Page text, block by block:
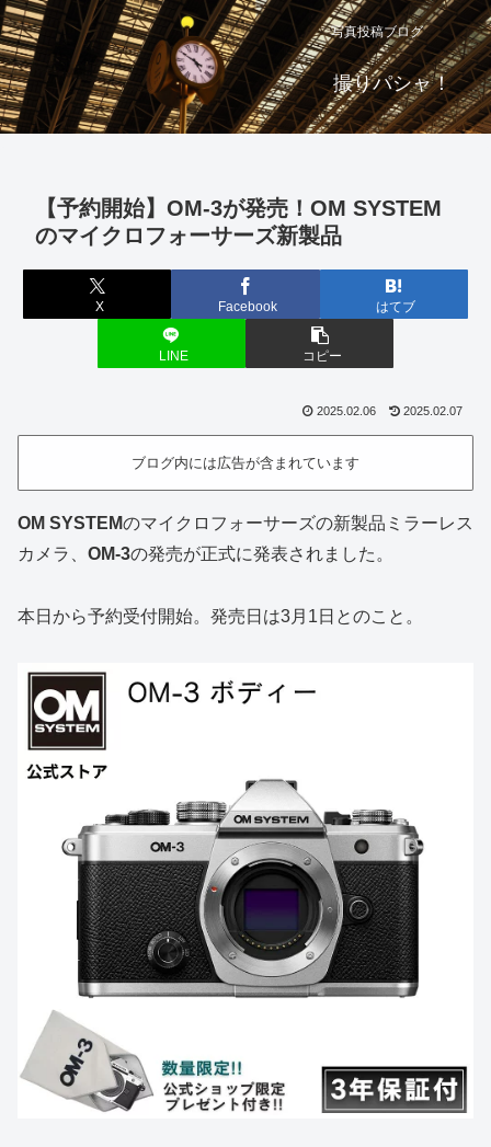
写真投稿ブログ
撮りパシャ！
【予約開始】OM-3が発売！OM SYSTEM
のマイクロフォーサーズ新製品
X Facebook はてブ
LINE コピー
2025.02.06 2025.02.07
ブログ内には広告が含まれています
OM SYSTEMのマイクロフォーサーズの新製品ミラーレス
カメラ、 OM-3の発売が正式に発表されました。
本日から予約受付開始。発売日は3月1日とのこと。